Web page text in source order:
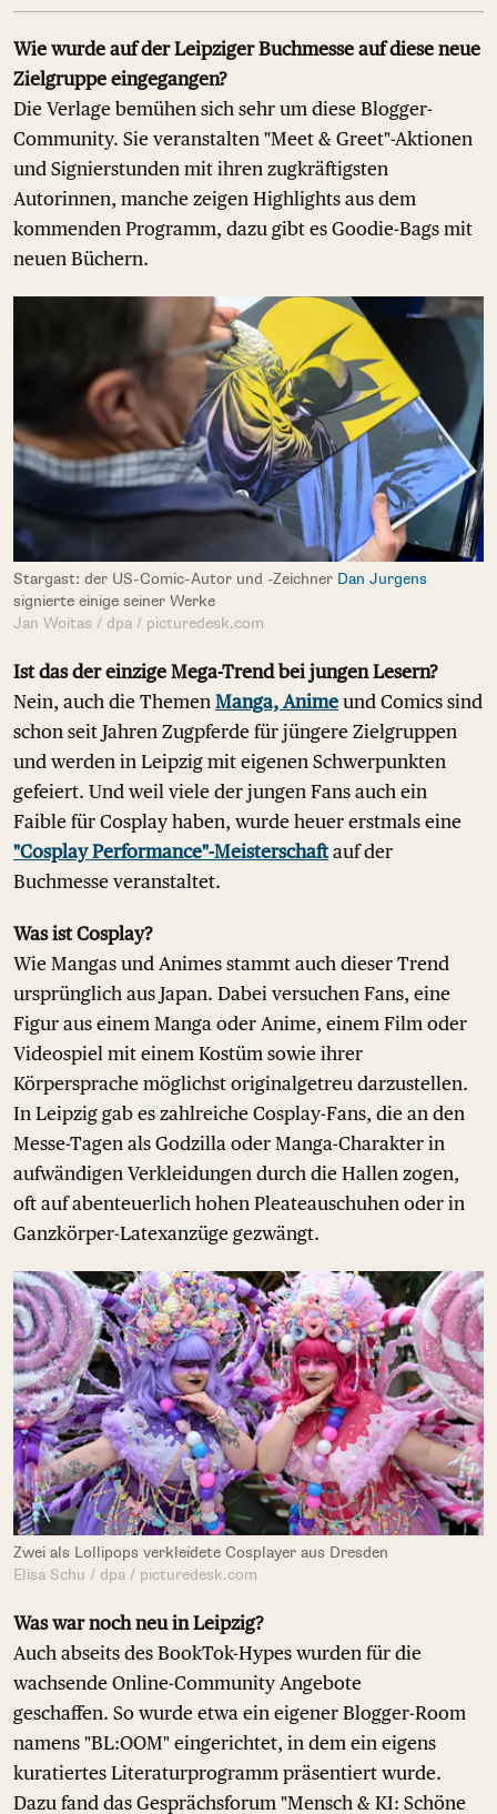
Wie wurde auf der Leipziger Buchmesse auf diese neue
Zielgruppe eingegangen?
Die Verlage bemühen sich sehr um diese Blogger-
Community. Sie veranstalten "Meet & Greet"-Aktionen
und Signierstunden mit ihren zugkräftigsten
Autorinnen, manche zeigen Highlights aus dem
kommenden Programm, dazu gibt es Goodie-Bags mit
neuen Büchern.
Stargast: der US-Comic-Autor und -Zeichner Dan Jurgens
signierte einige seiner Werke
Jan Woitas / dpa / picturedesk.com
Ist das der einzige Mega-Trend bei jungen Lesern?
Nein, auch die Themen Manga, Anime und Comics sind
schon seit Jahren Zugpferde für jüngere Zielgruppen
und werden in Leipzig mit eigenen Schwerpunkten
gefeiert. Und weil viele der jungen Fans auch ein
Faible für Cosplay haben, wurde heuer erstmals eine
"Cosplay Performance"-Meisterschaftauf der
Buchmesse veranstaltet.
Was ist Cosplay?
Wie Mangas und Animes stammt auch dieser Trend
ursprünglich aus Japan. Dabei versuchen Fans, eine
Figur aus einem Manga oder Anime, einem Film oder
Videospiel mit einem Kostüm sowie ihrer
Körpersprache möglichst originalgetreu darzustellen.
In Leipzig gab es zahlreiche Cosplay-Fans, die an den
Messe-Tagen als Godzilla oder Manga-Charakter in
aufwändigen Verkleidungen durch die Hallen zogen,
oft auf abenteuerlich hohen Pleateauschuhen oder in
Ganzkörper-Latexanzüge gezwängt.
Zwei als Lollipops verkleidete Cosplayer aus Dresden
Elisa Schu / dpa / picturedesk.com
Was war noch neu in Leipzig?
Auch abseits des BookTok-Hypes wurden für die
wachsende Online-Community Angebote
geschaffen. So wurde etwa ein eigener Blogger-Room
namens "BL:OOM" eingerichtet, in dem ein eigens
kuratiertes Literaturprogramm präsentiert wurde.
Dazu fand das Gesprächsforum "Mensch & KI: Schöne